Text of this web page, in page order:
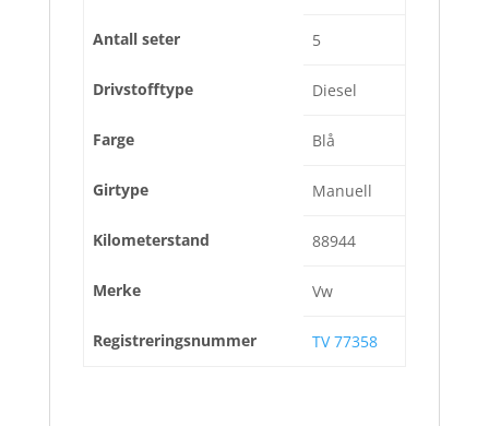
Antall seter 5
Drivstofftype Diesel
Farge Blå
Girtype Manuell
Kilometerstand 88944
Merke Vw
Registreringsnummer TV 77358